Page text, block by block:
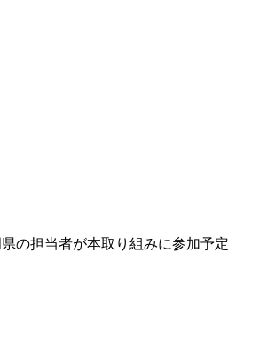
の担当者が本取り組みに参加予定